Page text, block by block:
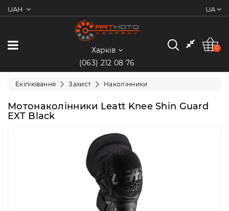
UAH UA
0
Категорії
Мотоцикли
Електротранспорт
Харків
(063) 212 08 76
0
Екіпіювання Захист Наколінники
Мотонаколінники Leatt Knee Shin Guard
EXT Black